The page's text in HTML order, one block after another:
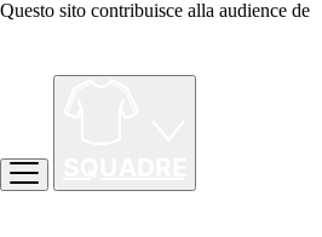
Questo sito contribuisce alla audience de